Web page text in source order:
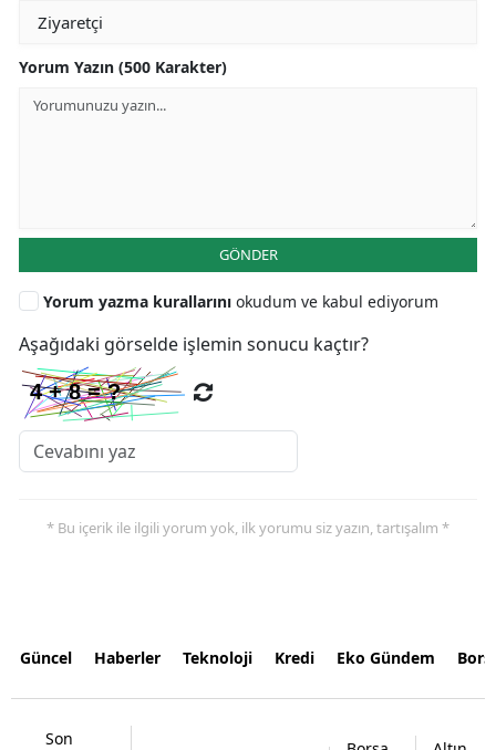
Yorum Yazın (500 Karakter)
GÖNDER
Yorum yazma kurallarını okudum ve kabul ediyorum
Aşağıdaki görselde işlemin sonucu kaçtır?
* Bu içerik ile ilgili yorum yok, ilk yorumu siz yazın, tartışalım *
Güncel Haberler Teknoloji Kredi Eko Gündem
Son